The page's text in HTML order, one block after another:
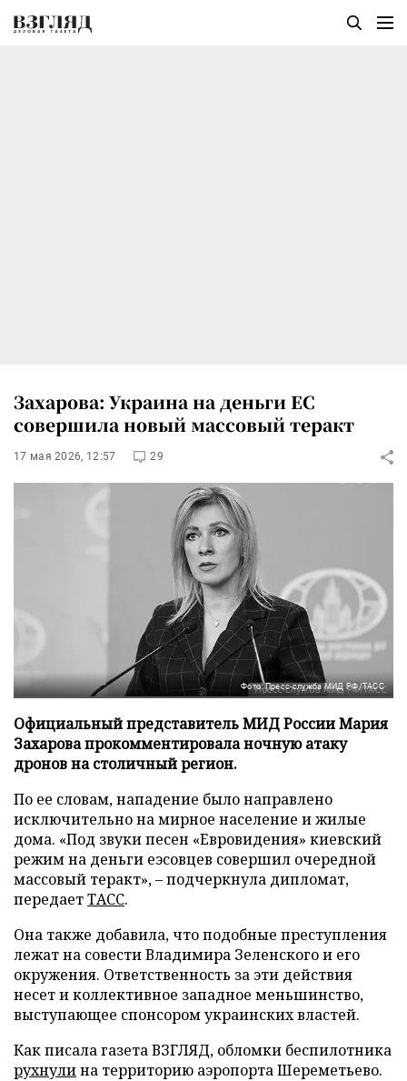
Захарова: Украина на деньги ЕС
совершила новый массовый теракт
17 мая 2026, 12:57 29
Фото: Пресс-служба МИД РФ/ТАСС
Официальный представитель МИД России Мария
Захарова прокомментировала ночную атаку
дронов на столичный регион.
По ее словам, нападение было направлено
исключительно на мирное население и жилые
дома. «Под звуки песен «Евровидения» киевский
режим на деньги еэсовцев совершил очередной
массовый теракт», – подчеркнула дипломат,
передаетТАСС.
Она также добавила, что подобные преступления
лежат на совести Владимира Зеленского и его
окружения. Ответственность за эти действия
несет и коллективное западное меньшинство,
выступающее спонсором украинских властей.
Как писала газета ВЗГЛЯД, обломки беспилотника
рухнулина территорию аэропорта Шереметьево.